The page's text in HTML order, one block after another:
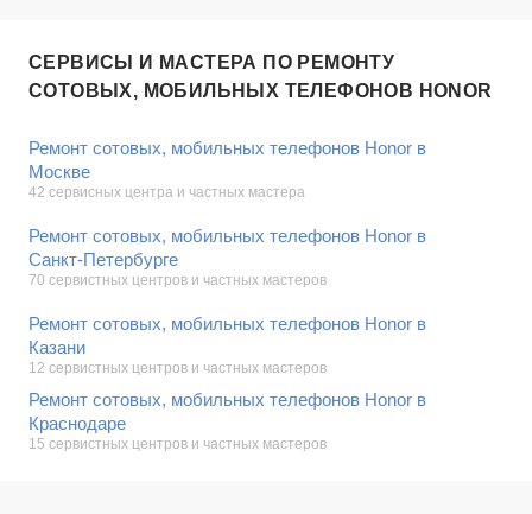
СЕРВИСЫ И МАСТЕРА ПО РЕМОНТУ
СОТОВЫХ, МОБИЛЬНЫХ ТЕЛЕФОНОВ HONOR
Ремонт сотовых, мобильных телефонов Honor в
Москве
42 сервисных центра и частных мастера
Ремонт сотовых, мобильных телефонов Honor в
Санкт-Петербурге
70 сервистных центров и частных мастеров
Ремонт сотовых, мобильных телефонов Honor в
Казани
12 сервистных центров и частных мастеров
Ремонт сотовых, мобильных телефонов Honor в
Краснодаре
15 сервистных центров и частных мастеров